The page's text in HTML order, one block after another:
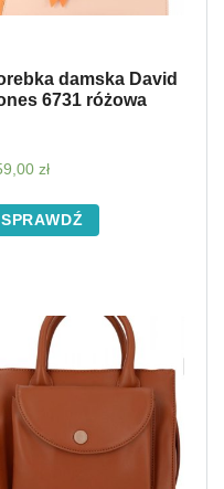
damska David
6731 różowa
zł
SPRAWDŹ